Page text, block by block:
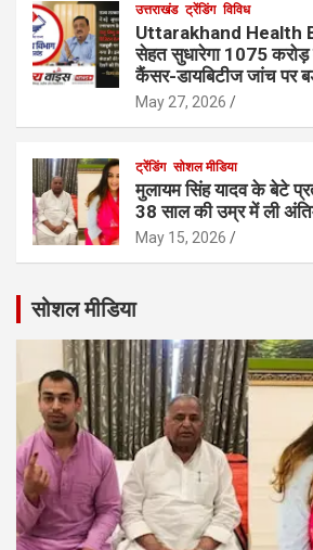
उत्तराखंड ट्रेंडिंग विविध
Uttarakhand Health
सेहत सुधारेगा 1075 करोड़
कैंसर-डायबिटीज जांच पर
May 27, 2026
ट्रेंडिंग सोशल मीडिया
मुलायम सिंह यादव के बेटे
38 साल की उम्र में ली
May 15, 2026
सोशल मीडिया